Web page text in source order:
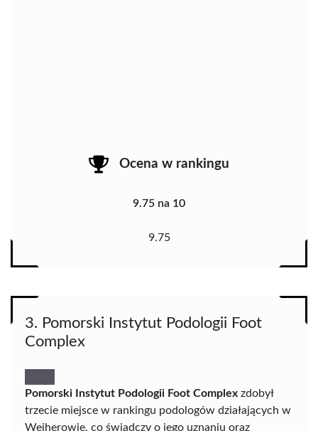
Ocena w rankingu
9.75 na 10
9.75
3. Pomorski Instytut Podologii Foot
Complex
Pomorski Instytut Podologii Foot Complex zdobył
trzecie miejsce w rankingu podologów działających w
Wejherowie, co świadczy o jego uznaniu oraz